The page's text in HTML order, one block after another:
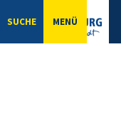
SUCHE MENÜ